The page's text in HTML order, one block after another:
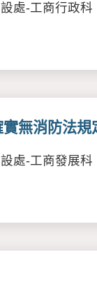
處-工商行政科
無消防法
處-工商發展科